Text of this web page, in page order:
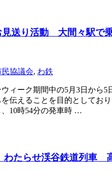
送り活動 大間々駅で
協議会, わ鉄
ィーク期間中の5月3日から
伝えることを目的としてお
10時54分の発車時 …
たらせ渓谷鉄道列車